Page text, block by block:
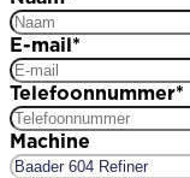
E-mail*
Telefoonnummer*
Machine